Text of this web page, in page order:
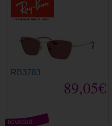
RB3783
89,05€
novedad